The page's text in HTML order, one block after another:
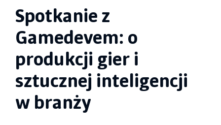
Spotkanie z
Gamedevem: o
produkcji gier i
sztucznej inteligencji
w branży